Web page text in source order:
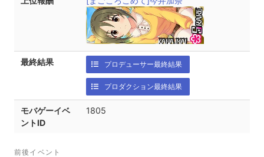
最終結果 プロデューサー最終結果
プロダクション最終結果
モバゲーイベ
ントID
1805
前後イベント